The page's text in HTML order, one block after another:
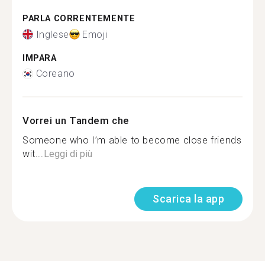
PARLA CORRENTEMENTE
Inglese Emoji
IMPARA
Coreano
Vorrei un Tandem che
Someone who I’m able to become close friends
wit...Leggi di più
Scarica la app